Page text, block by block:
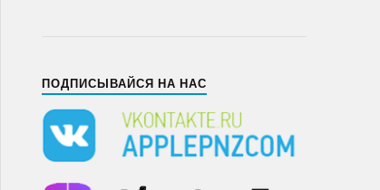
ПОДПИСЫВАЙСЯ НА НАС